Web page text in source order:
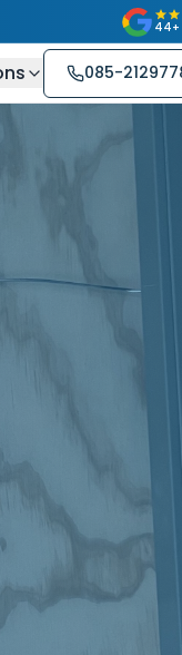
44+
085-